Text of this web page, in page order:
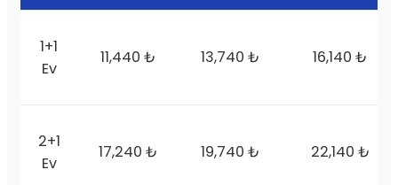
1+1
Ev
11,440 ₺ 13,740 ₺ 16,140 ₺
2+1
Ev
17,240 ₺ 19,740 ₺ 22,140 ₺